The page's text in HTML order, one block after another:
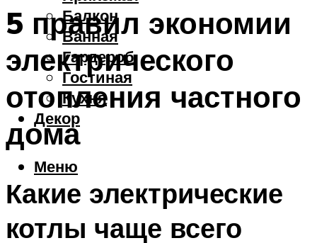
Балкон
Ванная
Гардероб
Гостиная
Кухня
Декор
Меню
5 правил экономии
электрического
отопления частного
дома
Какие электрические
котлы чаще всего